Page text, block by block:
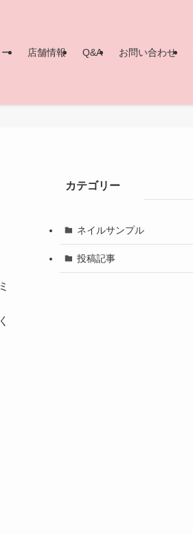
ー 店舗情報 Q&A お問い合わせ
カテゴリー
ネイルサンプル
投稿記事